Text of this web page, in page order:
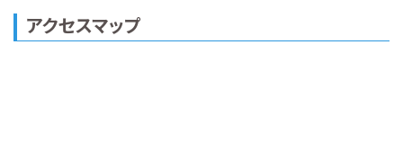
アクセスマップ